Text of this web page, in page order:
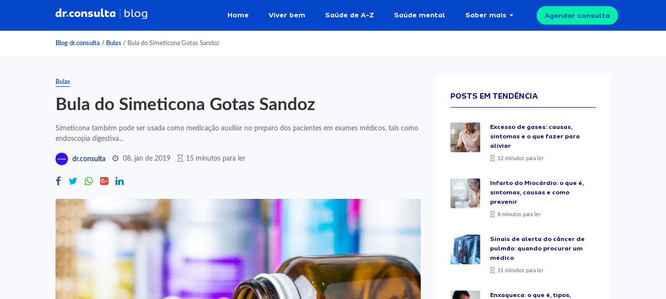
Home Viver bem Saúde de A-Z Saúde mental Saber mais Agendar consulta
Blog dr.consulta / Bulas / Bula do Simeticona Gotas Sandoz
Bulas
Bula do Simeticona Gotas Sandoz
Simeticona também pode ser usada como medicação auxiliar no preparo dos pacientes em exames médicos, tais como
endoscopia digestiva...
dr.consulta 08, jan de 2019 15 minutos para ler
POSTS EM TENDÊNCIA
Excesso de gases: causas,
sintomas e o que fazer para
aliviar
12 minutos para ler
Infarto do Miocárdio: o que é,
sintomas, causas e como
prevenir
8 minutos para ler
Sinais de alerta do câncer de
pulmão: quando procurar um
médico
11 minutos para ler
Enxaqueca: o que é, tipos,